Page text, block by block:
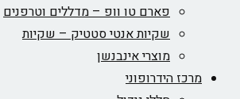
פארם טו וופ – מדללים וטרפנים
שקיות אנטי סטטיק – שקיות
מוצרי אינבנשן
מרכז הידרופוני